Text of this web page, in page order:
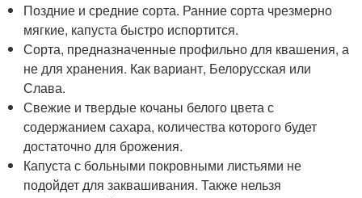
Поздние и средние сорта. Ранние сорта чрезмерно
мягкие, капуста быстро испортится.
Сорта, предназначенные профильно для квашения, а
не для хранения. Как вариант, Белорусская или
Слава.
Свежие и твердые кочаны белого цвета с
содержанием сахара, количества которого будет
достаточно для брожения.
Капуста с больными покровными листьями не
подойдет для заквашивания. Также нельзя